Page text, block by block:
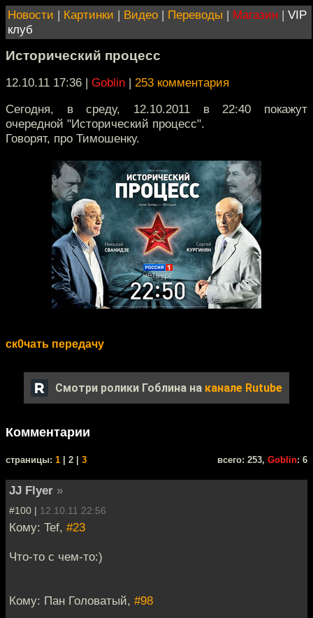
Новости | Картинки | Видео | Переводы | Магазин | VIP
клуб
Исторический процесс
12.10.11 17:36 | Goblin | 253 комментария
Сегодня, в среду, 12.10.2011 в 22:40 покажут
очередной "Исторический процесс".
Говорят, про Тимошенку.
ск0чать передачу
Смотри ролики Гоблина на канале Rutube
Комментарии
cтраницы: 1 | 2 | 3 всего: 253, Goblin: 6
JJ Flyer »
#100 | 12.10.11 22:56
Кому: Tef, #23
Что-то с чем-то:)
Кому: Пан Головатый, #98